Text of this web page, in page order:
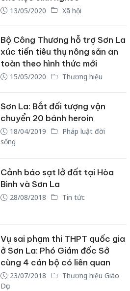
13/05/2020 Xã hội
Bộ Công Thương hỗ trợ Sơn La
xúc tiến tiêu thụ nông sản an
toàn theo hình thức mới
15/05/2020 Thương hiệu
Sơn La: Bắt đối tượng vận
chuyển 20 bánh heroin
18/04/2019
Pháp luật đời
sống
Cảnh báo sạt lở đất tại Hòa
Bình và Sơn La
28/08/2018 Tin tức
Vụ sai phạm thi THPT quốc gia
ở Sơn La: Phó Giám đốc Sở
cùng 4 cán bộ có liên quan
23/07/2018
Thương hiệu Giáo
Dục